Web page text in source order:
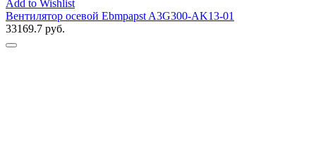
Add to Wishlist
Вентилятор осевой Ebmpapst A3G300-AK13-01
33169.7 руб.